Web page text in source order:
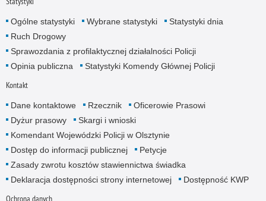
Ogólne statystyki Wybrane statystyki
Statystyki dnia
Ruch Drogowy
Sprawozdania z profilaktycznej działalności Policji
Opinia publiczna
Statystyki Komendy Głównej Policji
Kontakt
Dane kontaktowe Rzecznik
Oficerowie Prasowi
Dyżur prasowy
Skargi i wnioski
Komendant Wojewódzki Policji w Olsztynie
Dostęp do informacji publicznej
Petycje
Zasady zwrotu kosztów stawiennictwa świadka
Deklaracja dostępności strony internetowej
Dostępność KWP
Ochrona danych